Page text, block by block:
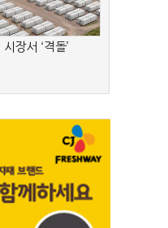
장서 ‘격돌’